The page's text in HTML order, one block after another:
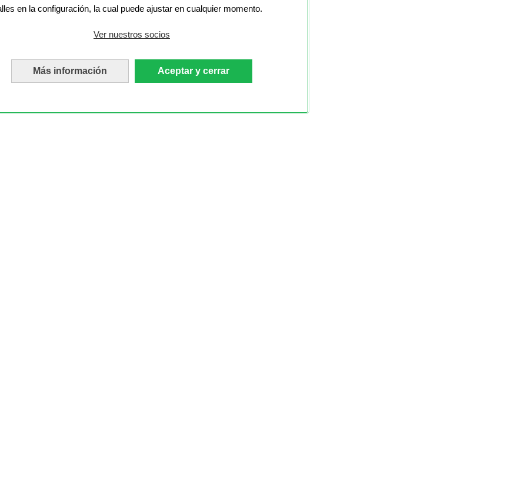
en la configuración, la cual puede ajustar en cualquier momento.
Ver nuestros socios
Más información Aceptar y cerrar